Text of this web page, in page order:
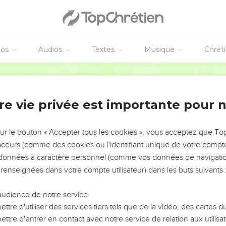
Audios Textes Musique
וַֽיִּשְׁמְע֔וּ כָּֽל־בַּעֲלֵ֖י מִֽגְדַּל־שְׁכֶ֑ם
שׂוֹכֹ֗ה וַיֵּ֨לְכ֜וּ אַחֲרֵ֤י אֲבִימֶ֙לֶךְ֙ וַיָּשִׂ֣ימוּ עַֽל־הַצְּרִ֔יחַ וַיַּצִּ֧יתוּ עֲלֵיהֶ֛ם
הָיָ֣ה בְתוֹךְ־הָעִיר֒ וַיָּנֻ֨סוּ שָׁ֜מָּה כָּל־הָאֲנָשִׁ֣ים וְהַנָּשִׁ֗ים וְכֹל֙ בַּעֲלֵ֣י הָעִ֔יר וַֽיִּסְגְּר֖וּ
וַיָּבֹ֤א אֲבִימֶ֙לֶךְ֙ עַד־הַמִּגְדָּ֔ל וַיִּלָּ֖חֶם בּ֑וֹ וַיִּגַּ֛שׁ
וַתַּשְׁלֵ֞ךְ אִשָּׁ֥ה אַחַ֛ת פֶּ֥לַח רֶ֖כֶב עַל־רֹ֣אשׁ
וַיִּרְא֥וּ אִֽישׁ־יִשְׂרָאֵ֖ל כִּ֣י
וַיָּ֣שֶׁב אֱלֹהִ֔ים אֵ֖ת רָעַ֣ת אֲבִימֶ֑לֶךְ אֲשֶׁ֤ר עָשָׂה֙
vie privée est importante pour
le bouton « Accepter tous les cookies », vous acceptez que
(comme des cookies ou l'identifiant unique de votre
à caractère personnel (comme vos données de
dans votre compte utilisateur) dans les buts suivants :
de notre service
d'utiliser des services tiers tels que de la vidéo, des cartes
d'entrer en contact avec notre service de relation aux